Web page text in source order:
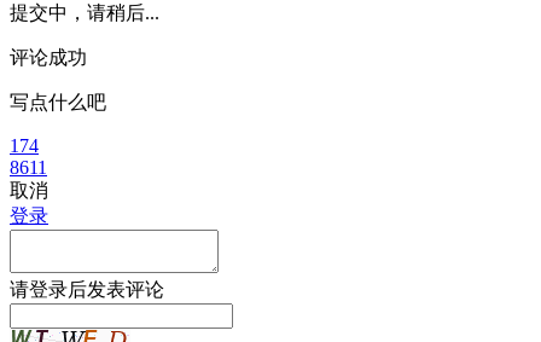
提交中，请稍后...
评论成功
写点什么吧
174
8611
取消
登录
请登录后发表评论